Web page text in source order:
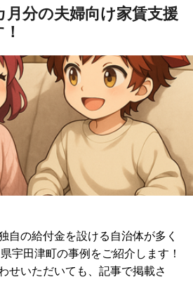
月分の夫婦向け家賃支援
自の給付金を設ける自治体が多く
宇田津町の事例をご紹介します！
せいただいても、記事で掲載さ